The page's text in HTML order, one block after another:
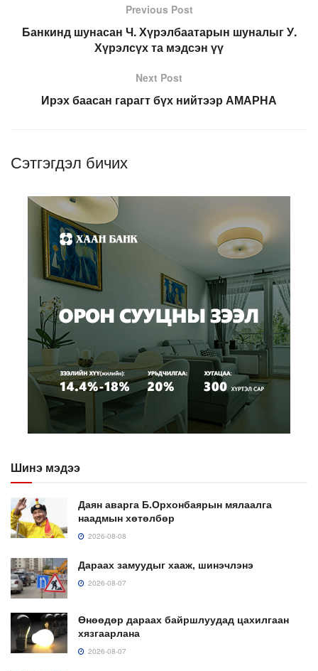
Previous Post
Банкинд шунасан Ч. Хүрэлбаатарын шуналыг У.
Хүрэлсүх та мэдсэн үү
Next Post
Ирэх баасан гарагт бүх нийтээр АМАРНА
Сэтгэгдэл бичих
Шинэ мэдээ
Даян аварга Б.Орхонбаярын мялаалга
наадмын хөтөлбөр
2026-08-08
Дараах замуудыг хааж, шинэчлэнэ
2026-08-07
Өнөөдөр дараах байршлуудад цахилгаан
хязгаарлана
2026-08-07